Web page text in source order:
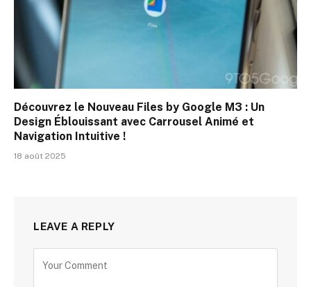
Découvrez le Nouveau Files by Google M3 : Un
Design Éblouissant avec Carrousel Animé et
Navigation Intuitive !
18 août 2025
LEAVE A REPLY